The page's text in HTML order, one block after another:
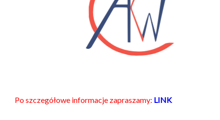
Po szczegółowe informacje zapraszamy: LINK